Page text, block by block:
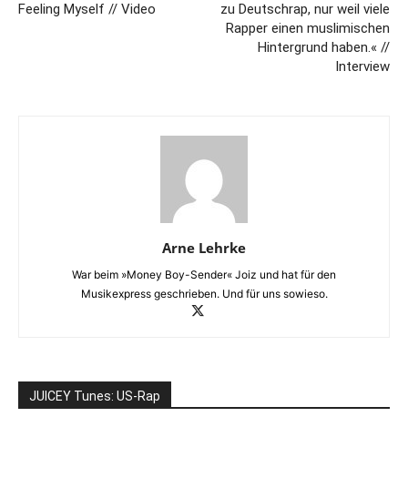
Feeling Myself // Video
zu Deutschrap, nur weil viele
Rapper einen muslimischen
Hintergrund haben.« //
Interview
Arne Lehrke
War beim »Money Boy-Sender« Joiz und hat für den
Musikexpress geschrieben. Und für uns sowieso.
JUICEY Tunes: US-Rap